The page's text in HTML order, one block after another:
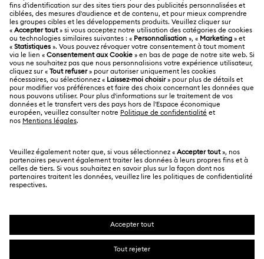
Statut de réparation
Contactez-Nous
Calculer votre taille
Rechercher une boutique
À propos de Swarovski
Emploi & Carrières
Alumni Community
Pour les professionnels
Swarovski Created Diamonds
Kristallwelten
MENTIONS LÉGALES
Conditions D’Utilisation
Conditions Générales
Politique De Confidentialité
Gestion Des Cookies
Mention Légale
Déclaration de consentement relative à la protection des
Autres pays/régions
English
Deutsch Español Français
SWAROVSKI et le logo Cygne sont des marques
déposées de Swarovski AG.